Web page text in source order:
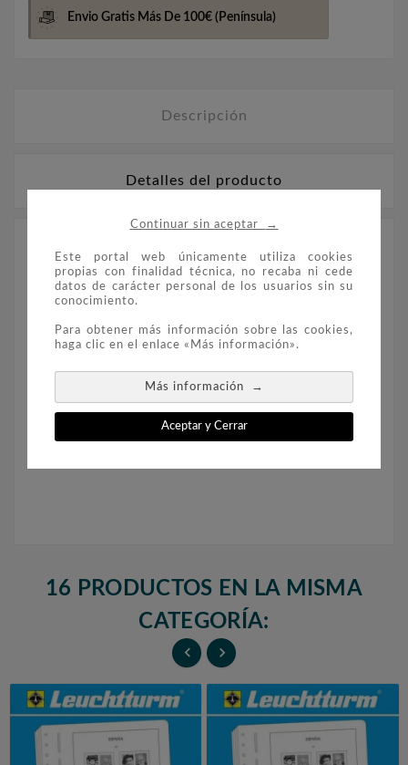
Continuar sin aceptar →
Este portal web únicamente utiliza cookies
propias con finalidad técnica, no recaba ni cede
datos de carácter personal de los usuarios sin su
conocimiento.
Para obtener más información sobre las cookies,
haga clic en el enlace «Más información».
Más información →
Aceptar y Cerrar
Envio Gratis Más De 100€ (Península)
Descripción
Detalles del producto
1936 a 1949, montado con estuches
transparentes.
Para los álbumes LEUCHTTURM formato 270 x
16 PRODUCTOS EN LA MISMA
CATEGORÍA:
 